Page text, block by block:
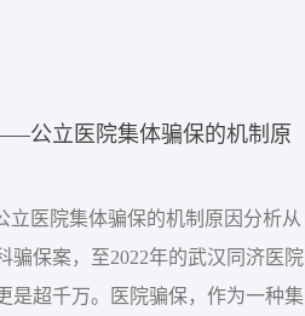
前20强，到底有多少医院开设了
公立医院集体骗保的机制原
医院集体骗保的机制原因分析从
骗保案，至2022年的武汉同济医院
是超千万。医院骗保，作为一种集